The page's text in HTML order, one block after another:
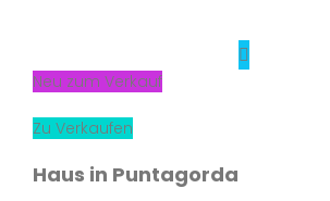
Neu zum Verkauf
Zu Verkaufen
Haus in Puntagorda